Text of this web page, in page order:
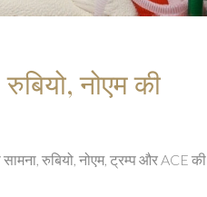
नोएम की
रुबियो, नोएम, ट्रम्प और ACE की